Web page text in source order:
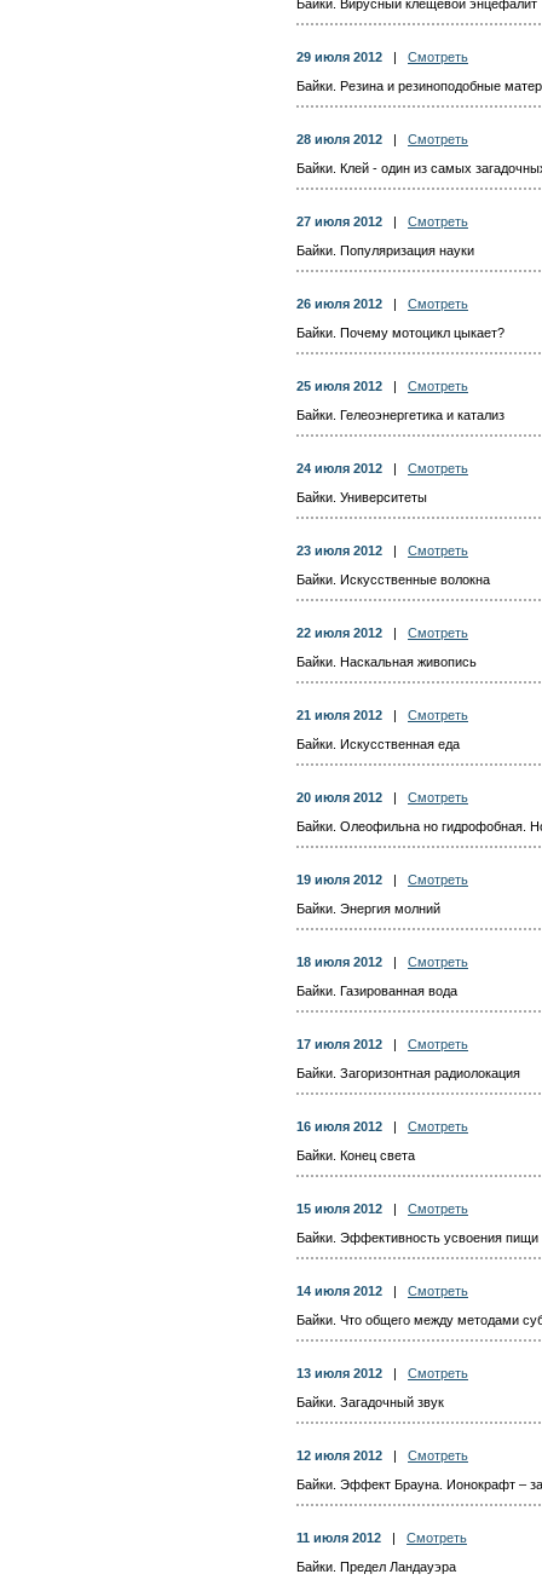
Байки. Вирусный клещевой энцефалит
29 июля 2012
Смотреть
Байки. Резина и резиноподобные
28 июля 2012
Смотреть
Байки. Клей - один из самых
27 июля 2012
Смотреть
Байки. Популяризация науки
26 июля 2012
Смотреть
Байки. Почему мотоцикл цыкает?
25 июля 2012
Смотреть
Байки. Гелеоэнергетика и катализ
24 июля 2012
Смотреть
Байки. Университеты
23 июля 2012
Смотреть
Байки. Искусственные волокна
22 июля 2012
Смотреть
Байки. Наскальная живопись
21 июля 2012
Смотреть
Байки. Искусственная еда
20 июля 2012
Смотреть
Байки. Олеофильна но гидрофобная.
19 июля 2012
Смотреть
Байки. Энергия молний
18 июля 2012
Смотреть
Байки. Газированная вода
17 июля 2012
Смотреть
Байки. Загоризонтная радиолокация
16 июля 2012
Смотреть
Байки. Конец света
15 июля 2012
Смотреть
Байки. Эффективность усвоения пищи
14 июля 2012
Смотреть
Байки. Что общего между методами
13 июля 2012
Смотреть
Байки. Загадочный звук
12 июля 2012
Смотреть
Байки. Эффект Брауна. Ионокрафт –
11 июля 2012
Смотреть
Байки. Предел Ландауэра